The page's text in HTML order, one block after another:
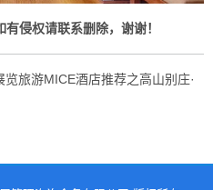
有侵权请联系删除，谢谢！
旅游MICE酒店推荐之高山别庄·